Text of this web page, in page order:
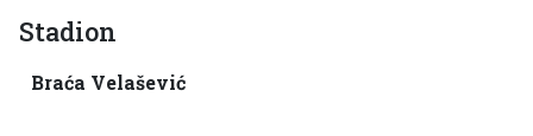
Stadion
Braća Velašević